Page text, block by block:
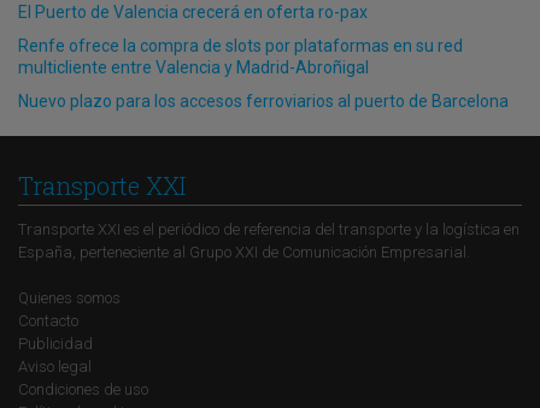
El Puerto de Valencia crecerá en oferta ro-pax
Renfe ofrece la compra de slots por plataformas en su red
multicliente entre Valencia y Madrid-Abroñigal
Nuevo plazo para los accesos ferroviarios al puerto de Barcelona
Transporte XXI
Transporte XXI es el periódico de referencia del transporte y la logística en
España, perteneciente al Grupo XXI de Comunicación Empresarial.
Quienes somos
Contacto
Publicidad
Aviso legal
Condiciones de uso